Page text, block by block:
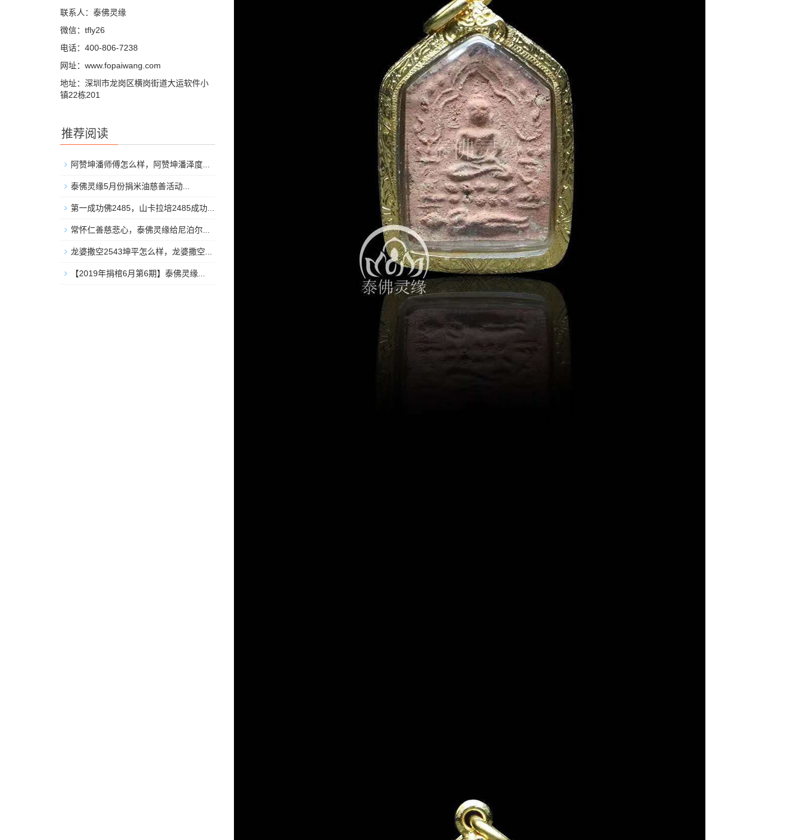
联系人：泰佛灵缘
微信：tfly26
电话：400-806-7238
网址：www.fopaiwang.com
地址：深圳市龙岗区横岗街道大运软件小
镇22栋201
推荐阅读
阿赞坤潘师傅怎么样，阿赞坤潘泽度...
泰佛灵缘5月份捐米油慈善活动...
第一成功佛2485，山卡拉培2485成功...
常怀仁善慈悲心，泰佛灵缘给尼泊尔...
龙婆撒空2543坤平怎么样，龙婆撒空...
【2019年捐棺6月第6期】泰佛灵缘...